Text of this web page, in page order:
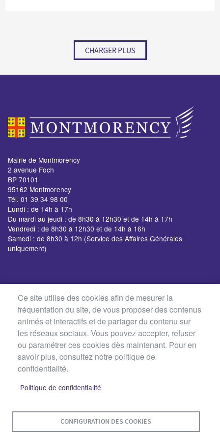
CHARGER PLUS
Mairie de Montmorency
2 avenue Foch
BP 70101
95162 Montmorency
Tél. 01 39 34 98 00
Lundi : de 14h à 17h
Du mardi au jeudi : de 8h30 à 12h30 et de 14h à 17h
Vendredi : de 8h30 à 12h30 et de 14h à 16h
Samedi : de 8h30 à 12h (Service des Affaires Générales
uniquement)
Ce site utilise des cookies afin de mesurer la
fréquentation du site, de vous proposer des contenus
animés et interactifs et de partager du contenu sur
les réseaux sociaux. Vous pouvez accepter, refuser
ou paramétrer ces cookies dès maintenant. Pour en
savoir plus, consultez notre politique de
confidentialité.
Politique de confidentialité
CONFIGURATION DES COOKIES
PLAN DU SITE CONTACT MENTIONS LÉGALES